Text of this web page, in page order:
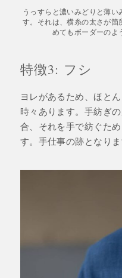
うっすらと濃いみどりと薄
す。それは、横糸の太さが箇
めてもボーダーのよ
特徴3: フシ
ヨレがあるため、ほと
時々あります。手紡ぎ
合、それを手で紡ぐた
す。手仕事の跡となりま